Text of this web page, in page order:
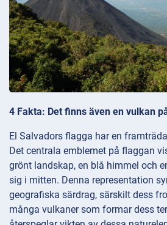
4 Fakta: Det finns även en vulkan
El Salvadors flagga har en
Det centrala emblemet på flaggan
grönt landskap, en blå himmel och
sig i mitten. Denna representation
geografiska särdrag, särskilt dess
många vulkaner som formar dess